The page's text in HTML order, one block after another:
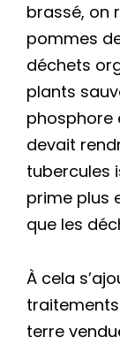
brassé, on
pommes
déchets
plants
phosphore
devait
tubercules
prime plus
que les
À cela
terre